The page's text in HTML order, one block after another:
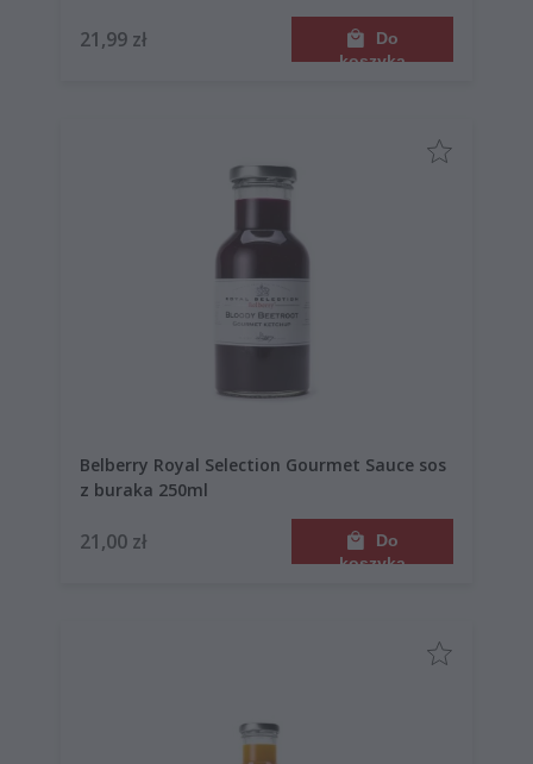
21,99 zł
Do
koszyka
Belberry Royal Selection Gourmet Sauce sos
z buraka 250ml
21,00 zł
Do
koszyka